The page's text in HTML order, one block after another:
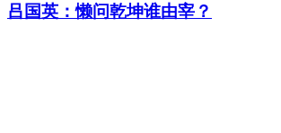
吕国英：懒问乾坤谁由宰？